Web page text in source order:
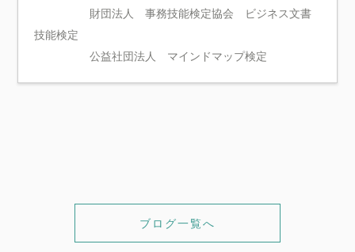
財団法人 事務技能検定協会 ビジネス文書
技能検定
公益社団法人 マインドマップ検定
ブログ一覧へ